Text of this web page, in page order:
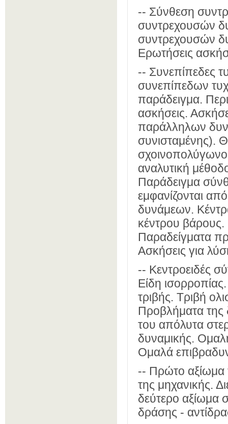
-- Σύνθεση
συντρεχουσών
συντρεχουσών
Ερωτήσεις
-- Συνεπίπεδες
συνεπίπεδων
παράδειγμα.
ασκήσεις.
παράλληλων
συνισταμένης).
αναλυτική
Παράδειγμα
εμφανίζονται
δυνάμεων.
κέντρου βάρους.
Παραδείγματα
Ασκήσεις για
-- Κεντροειδές
Είδη
τριβής. Τριβή
Προβλήματα της
του απόλυτα
δυναμικής.
Ομαλά
-- Πρώτο αξίωμα
της μηχανικής.
δεύτερο αξίωμα
δράσης -